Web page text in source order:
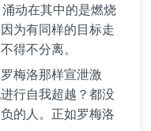
动在其中的是燃烧
为有同样的目标走
得不分离。
梅洛那样宣泄激
行自我超越？都没
的人。正如罗梅洛